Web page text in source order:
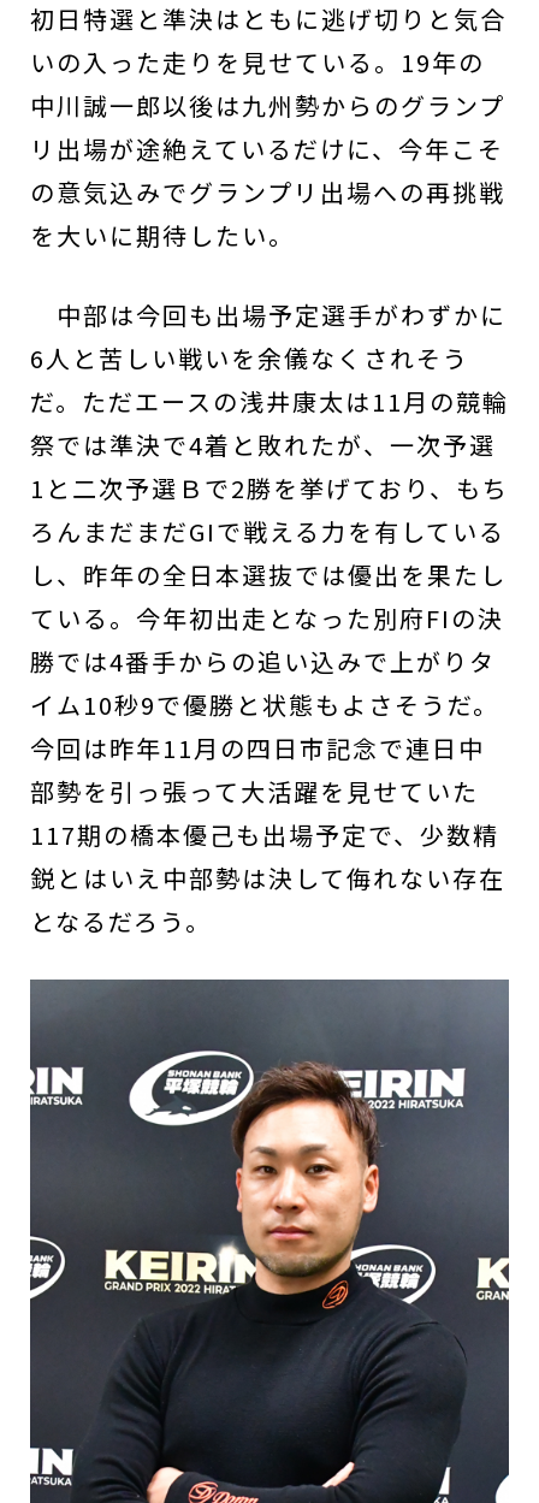
初日特選と準決はともに逃げ切りと気合
いの入った走りを見せている。19年の
中川誠一郎以後は九州勢からのグランプ
リ出場が途絶えているだけに、今年こそ
の意気込みでグランプリ出場への再挑戦
を大いに期待したい。
中部は今回も出場予定選手がわずかに
6人と苦しい戦いを余儀なくされそう
だ。ただエースの浅井康太は11月の競輪
祭では準決で4着と敗れたが、一次予選
1と二次予選Ｂで2勝を挙げており、もち
ろんまだまだGIで戦える力を有している
し、昨年の全日本選抜では優出を果たし
ている。今年初出走となった別府FIの決
勝では4番手からの追い込みで上がりタ
イム10秒9で優勝と状態もよさそうだ。
今回は昨年11月の四日市記念で連日中
部勢を引っ張って大活躍を見せていた
117期の橋本優己も出場予定で、少数精
鋭とはいえ中部勢は決して侮れない存在
となるだろう。